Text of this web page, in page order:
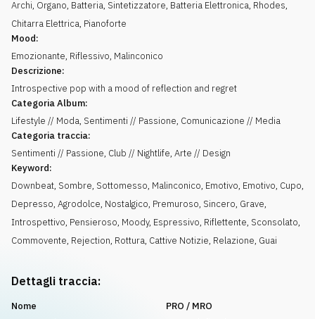
Archi, Organo, Batteria, Sintetizzatore, Batteria Elettronica, Rhodes,
Chitarra Elettrica, Pianoforte
Mood:
Emozionante, Riflessivo, Malinconico
Descrizione:
Introspective pop with a mood of reflection and regret
Categoria Album:
Lifestyle // Moda, Sentimenti // Passione, Comunicazione // Media
Categoria traccia:
Sentimenti // Passione, Club // Nightlife, Arte // Design
Keyword:
Downbeat, Sombre, Sottomesso, Malinconico, Emotivo, Emotivo, Cupo,
Depresso, Agrodolce, Nostalgico, Premuroso, Sincero, Grave,
Introspettivo, Pensieroso, Moody, Espressivo, Riflettente, Sconsolato,
Commovente, Rejection, Rottura, Cattive Notizie, Relazione, Guai
Dettagli traccia:
Nome
PRO / MRO